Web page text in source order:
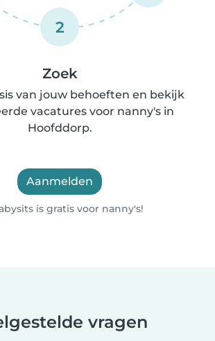
2
Zoek
van jouw behoeften en bekijk
vacatures voor nanny's in
Hoofddorp.
Aanmelden
is gratis voor nanny's!
vragen